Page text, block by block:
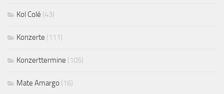
Kol Colé (43)
Konzerte (111)
Konzerttermine (105)
Mate Amargo (16)